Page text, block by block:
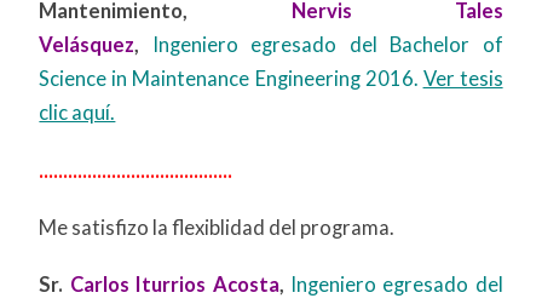
Mantenimiento,
Nervis Tales
Velásquez, Ingeniero egresado del Bachelor of
Science in Maintenance Engineering 2016. Ver tesis
clic aquí.
........................................
Me satisfizo la flexiblidad del programa.
Sr. Carlos Iturrios Acosta, Ingeniero egresado del